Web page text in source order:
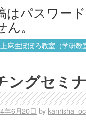
はパスワー
ん。
上麻生ぽぽろ教室（学研教
ングセミ
年6月20日 by